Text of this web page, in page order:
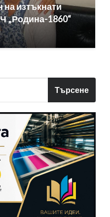
изтъкнати
„Родина-1860“
Търсене